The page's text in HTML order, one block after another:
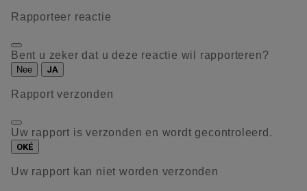
Rapporteer reactie
Bent u zeker dat u deze reactie wil rapporteren?
Nee JA
Rapport verzonden
Uw rapport is verzonden en wordt gecontroleerd.
OKÉ
Uw rapport kan niet worden verzonden